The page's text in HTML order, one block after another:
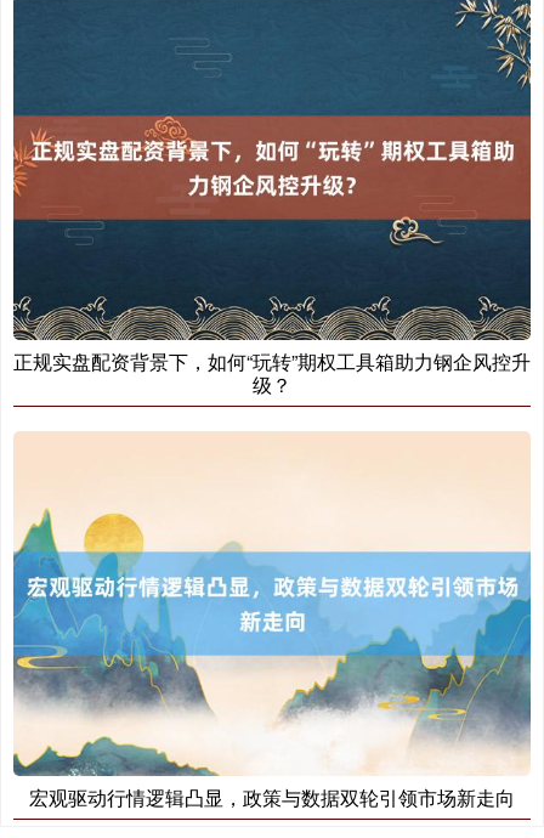
正规实盘配资背景下，如何“玩转”期权工具箱助力钢企风控升
级？
宏观驱动行情逻辑凸显，政策与数据双轮引领市场新走向